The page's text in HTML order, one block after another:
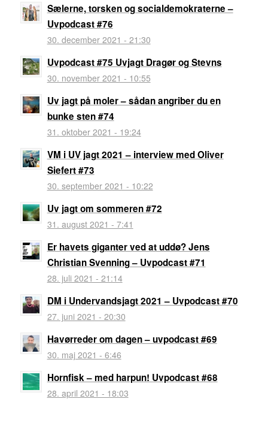
Sælerne, torsken og socialdemokraterne –
Uvpodcast #76
30. december 2021 - 21:30
Uvpodcast #75 Uvjagt Dragør og Stevns
30. november 2021 - 10:55
Uv jagt på moler – sådan angriber du en
bunke sten #74
31. oktober 2021 - 19:24
VM i UV jagt 2021 – interview med Oliver
Siefert #73
30. september 2021 - 10:22
Uv jagt om sommeren #72
31. august 2021 - 7:41
Er havets giganter ved at uddø? Jens
Christian Svenning – Uvpodcast #71
28. juli 2021 - 21:14
DM i Undervandsjagt 2021 – Uvpodcast #70
27. juni 2021 - 20:30
Havørreder om dagen – uvpodcast #69
30. maj 2021 - 6:46
Hornfisk – med harpun! Uvpodcast #68
28. april 2021 - 18:03